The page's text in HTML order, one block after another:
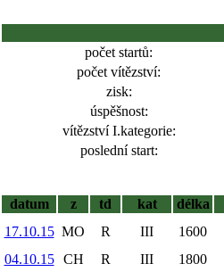
počet startů:
počet vítězství:
zisk:
úspěšnost:
vítězství I.kategorie:
poslední start:
datum
z td kat délka
17.10.15 MO R III 1600
04.10.15
CH R III 1800